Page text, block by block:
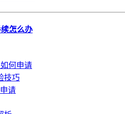
怎么办
何申请
技巧
请